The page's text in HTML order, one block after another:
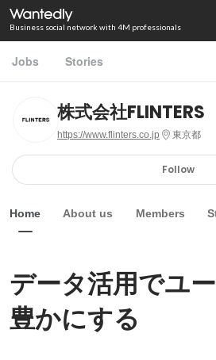
Business social network with 4M professionals
Jobs Stories
株式会社FLINTERS
https://www.flinters.co.jp 東京都
Follow
Home About us Members
データ活用でユ
豊かにする